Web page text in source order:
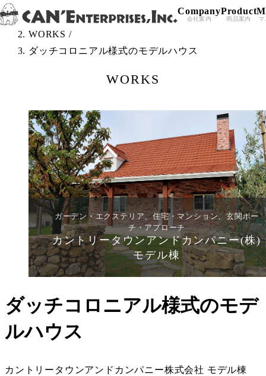
Skip to content
Company
会社案内
Product
商品案内 マ
TOP /
WORKS /
ダッチコロニアル様式のモデルハウス
WORKS
ガーデン・エクステリア、住宅・マンション、玄関ポー
チ・アプローチ
カントリータウンアンドカンパニー(株)
モデル棟
ダッチコロニアル様式のモデ
ルハウス
カントリータウンアンドカンパニー株式会社 モデル棟